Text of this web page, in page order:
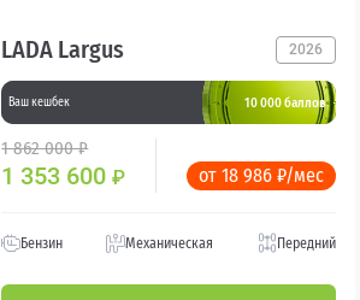
LADA Largus 2026
Ваш кешбек 10 000 баллов
1 862 000 ₽
1 353 600₽ от 18 986 ₽/мес
Бензин Механическая Передний